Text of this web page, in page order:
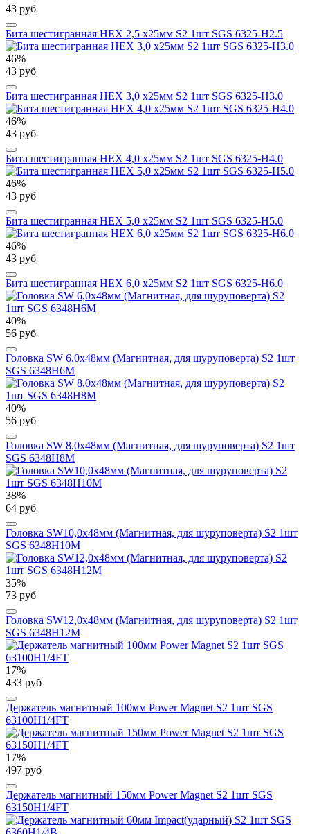
43 руб
Бита шестигранная HEX 2,5 х25мм S2 1шт SGS 6325-H2.5
46%
43 руб
Бита шестигранная HEX 3,0 х25мм S2 1шт SGS 6325-H3.0
46%
43 руб
Бита шестигранная HEX 4,0 х25мм S2 1шт SGS 6325-H4.0
46%
43 руб
Бита шестигранная HEX 5,0 х25мм S2 1шт SGS 6325-H5.0
46%
43 руб
Бита шестигранная HEX 6,0 х25мм S2 1шт SGS 6325-H6.0
40%
56 руб
Головка SW 6,0х48мм (Магнитная, для шуруповерта) S2 1шт
SGS 6348H6M
40%
56 руб
Головка SW 8,0х48мм (Магнитная, для шуруповерта) S2 1шт
SGS 6348H8M
38%
64 руб
Головка SW10,0х48мм (Магнитная, для шуруповерта) S2 1шт
SGS 6348H10M
35%
73 руб
Головка SW12,0х48мм (Магнитная, для шуруповерта) S2 1шт
SGS 6348H12M
17%
433 руб
Держатель магнитный 100мм Power Magnet S2 1шт SGS
63100H1/4FT
17%
497 руб
Держатель магнитный 150мм Power Magnet S2 1шт SGS
63150H1/4FT